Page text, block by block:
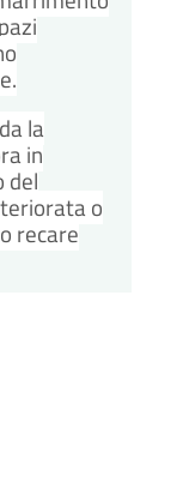
la
in
del
o
recare